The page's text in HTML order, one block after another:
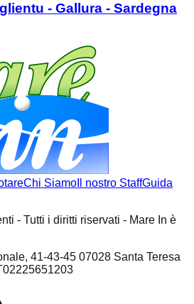
- Gallura - Sardegna
Chi Siamo Il nostro StaffGuida
- Tutti i diritti riservati - Mare In è
41-43-45 07028 Santa Teresa